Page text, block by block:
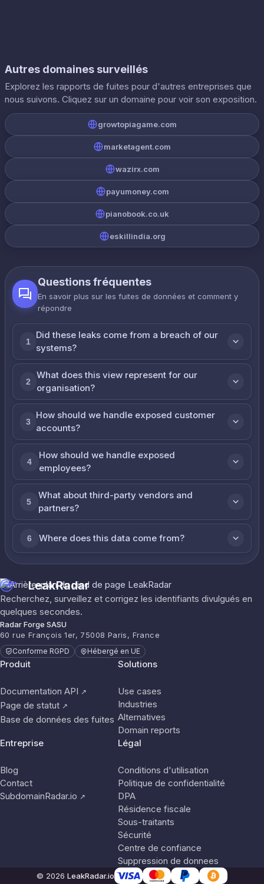
Autres domaines surveillés
Explorez les rapports de fuites pour d'autres entreprises que
nous suivons. Cliquez sur un domaine pour voir son exposition.
growtopiagame.com
marketagent.com
wazirx.com
payumoney.com
pianobook.co.uk
eskillindia.org
Questions fréquentes
En savoir plus sur les fuites de données et comment y
répondre
1
Did these leaks come from a breach of our
systems?
2
What does this view represent for our
organisation?
3
How should we handle exposed customer
accounts?
4
How should we handle exposed
employees?
5
What about third-party vendors and
partners?
6 Where does this data come from?
LeakRadar
Recherchez, surveillez et corrigez les identifiants divulgués en
quelques secondes.
Radar Forge SASU
60 rue François 1er, 75008 Paris, France
Conforme RGPD Hébergé en UE
Produit
Documentation API ↗
Page de statut ↗
Base de données des fuites
Solutions
Use cases
Industries
Alternatives
Domain reports
Entreprise
Blog
Contact
SubdomainRadar.io ↗
Légal
Conditions d'utilisation
Politique de confidentialité
DPA
Résidence fiscale
Sous-traitants
Sécurité
Centre de confiance
Suppression de donnees
© 2026 LeakRadar.io